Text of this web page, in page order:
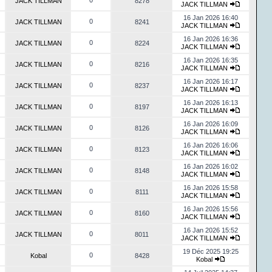
JACK TILLMAN
JACK TILLMAN 0 8241
16 Jan 2026 16:40
JACK TILLMAN
JACK TILLMAN 0 8224
16 Jan 2026 16:36
JACK TILLMAN
JACK TILLMAN 0 8216
16 Jan 2026 16:35
JACK TILLMAN
JACK TILLMAN 0 8237
16 Jan 2026 16:17
JACK TILLMAN
JACK TILLMAN 0 8197
16 Jan 2026 16:13
JACK TILLMAN
JACK TILLMAN 0 8126
16 Jan 2026 16:09
JACK TILLMAN
JACK TILLMAN 0 8123
16 Jan 2026 16:06
JACK TILLMAN
JACK TILLMAN 0 8148
16 Jan 2026 16:02
JACK TILLMAN
JACK TILLMAN 0 8111
16 Jan 2026 15:58
JACK TILLMAN
JACK TILLMAN 0 8160
16 Jan 2026 15:56
JACK TILLMAN
JACK TILLMAN 0 8011
16 Jan 2026 15:52
JACK TILLMAN
Kobal 0 8428
19 Déc 2025 19:25
Kobal